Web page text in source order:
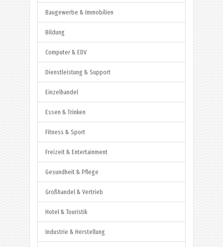
Baugewerbe & Immobilien
Bildung
Computer & EDV
Dienstleistung & Support
Einzelhandel
Essen & Trinken
Fitness & Sport
Freizeit & Entertainment
Gesundheit & Pflege
Großhandel & Vertrieb
Hotel & Touristik
Industrie & Herstellung